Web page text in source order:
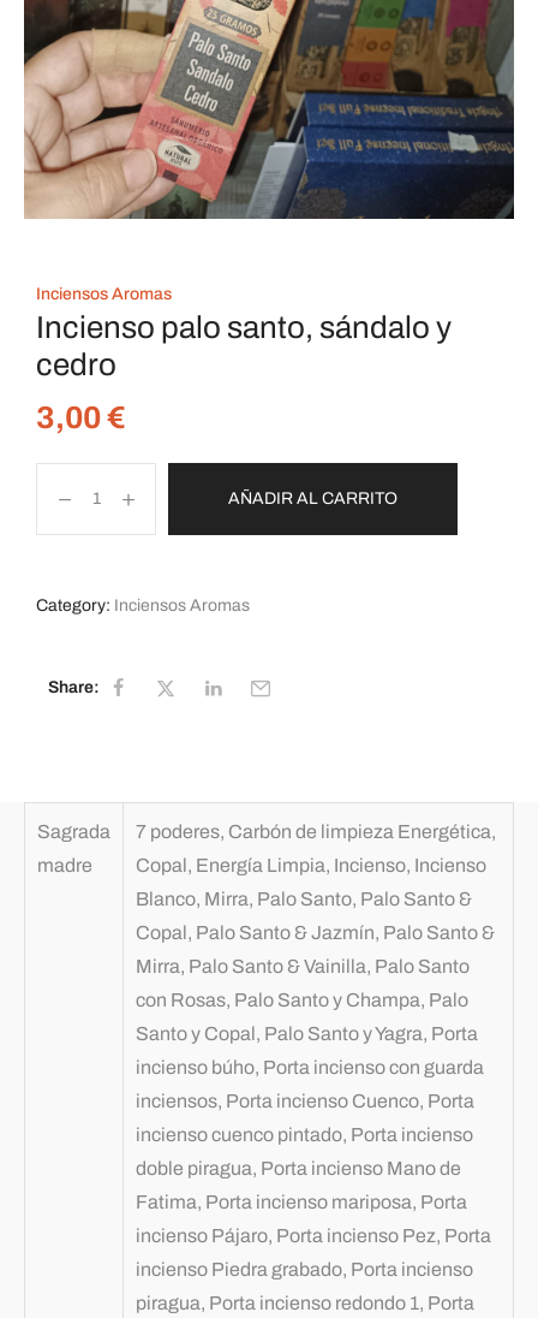
Inciensos Aromas
Incienso palo santo, sándalo y
cedro
3,00€
AÑADIR AL CARRITO
Category: Inciensos Aromas
Share:
Sagrada
madre
7 poderes, Carbón de limpieza Energética,
Copal, Energía Limpia, Incienso, Incienso
Blanco, Mirra, Palo Santo, Palo Santo &
Copal, Palo Santo & Jazmín, Palo Santo &
Mirra, Palo Santo & Vainilla, Palo Santo
con Rosas, Palo Santo y Champa, Palo
Santo y Copal, Palo Santo y Yagra, Porta
incienso búho, Porta incienso con guarda
inciensos, Porta incienso Cuenco, Porta
incienso cuenco pintado, Porta incienso
doble piragua, Porta incienso Mano de
Fatima, Porta incienso mariposa, Porta
incienso Pájaro, Porta incienso Pez, Porta
incienso Piedra grabado, Porta incienso
piragua, Porta incienso redondo 1, Porta